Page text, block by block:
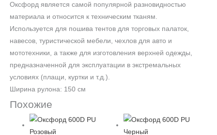
Оксфорд является самой популярной разновидностью
материала и относится к техническим тканям.
Используется для пошива тентов для торговых палаток,
навесов, туристической мебели, чехлов для авто и
мототехники, а также для изготовления верхней одежды,
предназначенной для эксплуатации в экстремальных
условиях (плащи, куртки и т.д.).
Ширина рулона: 150 см
Похожие